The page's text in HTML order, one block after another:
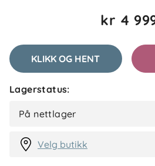
kr 4
KLIKK OG HENT
Lagerstatus:
På nettlager
Velg butikk